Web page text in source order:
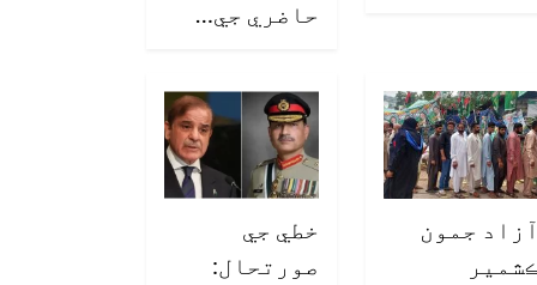
حاضري جي…
جمون
خطي جي
صورتحال: